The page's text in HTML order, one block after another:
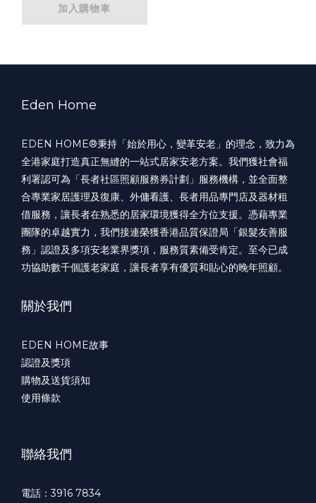
加入購物車
Eden Home
EDEN HOME®️秉持「始於用心，變革安老」的理念，致力為
全港家庭打造真正無縫的一站式居家安老方案。我們獲社會福
利署認可為「長者社區照顧服務券計劃」服務機構，並全面整
合專業家居護理及復康、外傭看護、長者用品專門店及器材租
借服務，讓長者在熟悉的居家環境獲得全方位支援。憑藉專業
團隊的卓越實力，我們接連榮獲香港品質保證局「銀髮友善服
務」認證及多項安老業界獎項，服務質素備受肯定。至今已成
功協助數千個護老家庭，讓長者享有優質和貼心的晚年照顧。
關於我們
EDEN HOME故事
認證及獎項
購物及送貨須知
使用條款
聯絡我們
電話：3916 7834